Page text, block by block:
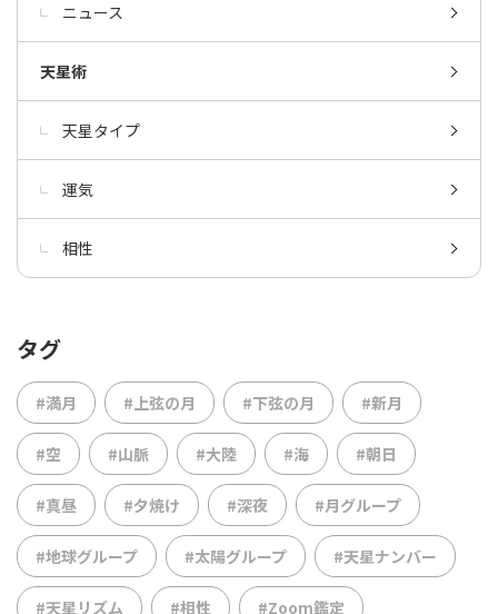
ニュース
天星術
天星タイプ
運気
相性
タグ
#満月 #上弦の月 #下弦の月 #新月
#空 #山脈 #大陸 #海 #朝日
#真昼 #夕焼け #深夜 #月グループ
#地球グループ #太陽グループ #天星ナンバー
#天星リズム #相性 #Zoom鑑定